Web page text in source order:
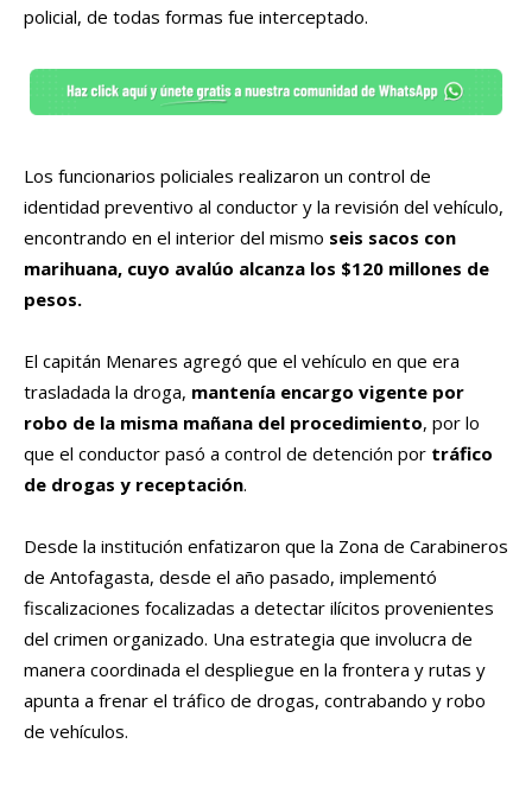
policial, de todas formas fue interceptado.
Los funcionarios policiales realizaron un control de
identidad preventivo al conductor y la revisión del vehículo,
encontrando en el interior del mismo seis sacos con
marihuana, cuyo avalúo alcanza los $120 millones de
pesos.
El capitán Menares agregó que el vehículo en que era
trasladada la droga, mantenía encargo vigente por
robo de la misma mañana del procedimiento, por lo
que el conductor pasó a control de detención por tráfico
de drogas y receptación.
Desde la institución enfatizaron que la Zona de Carabineros
de Antofagasta, desde el año pasado, implementó
fiscalizaciones focalizadas a detectar ilícitos provenientes
del crimen organizado. Una estrategia que involucra de
manera coordinada el despliegue en la frontera y rutas y
apunta a frenar el tráfico de drogas, contrabando y robo
de vehículos.